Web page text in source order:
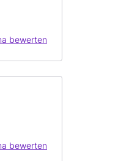
bewerten
bewerten